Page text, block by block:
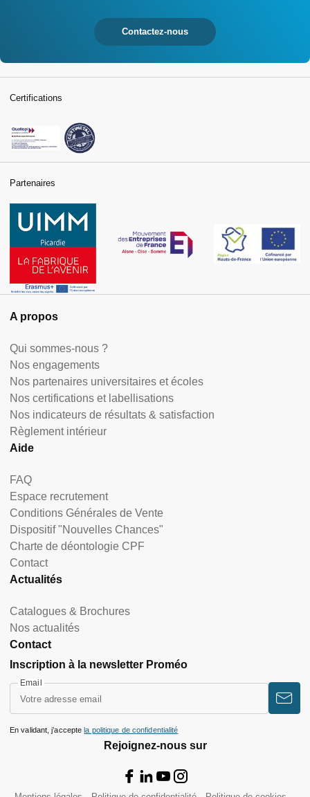
Contactez-nous
A propos
Qui sommes-nous ?
Nos engagements
Nos partenaires universitaires et écoles
Nos certifications et labellisations
Nos indicateurs de résultats & satisfaction
Règlement intérieur
Aide
FAQ
Espace recrutement
Conditions Générales de Vente
Dispositif "Nouvelles Chances"
Charte de déontologie CPF
Contact
Actualités
Catalogues & Brochures
Nos actualités
Contact
Rejoignez-nous sur
Inscription à la newsletter Proméo
Email
En validant, j’accepte la politique de confidentialité
Certifications
Partenaires